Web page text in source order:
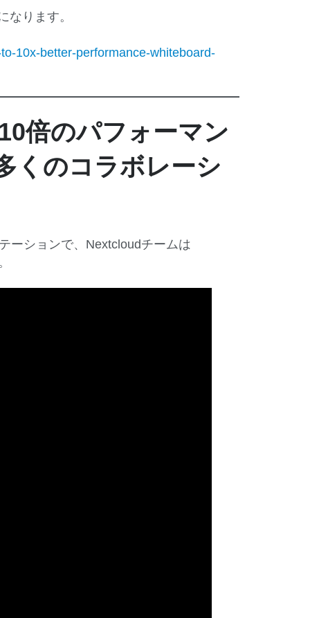
なります。
10x-better-performance-whiteboard-
倍のパフォーマン
くのコラボレーシ
ーションで、Nextcloudチームは